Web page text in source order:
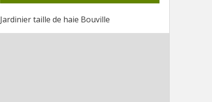
Jardinier taille de haie Bouville